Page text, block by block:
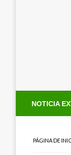
NOTICIA
PÁGINA DE